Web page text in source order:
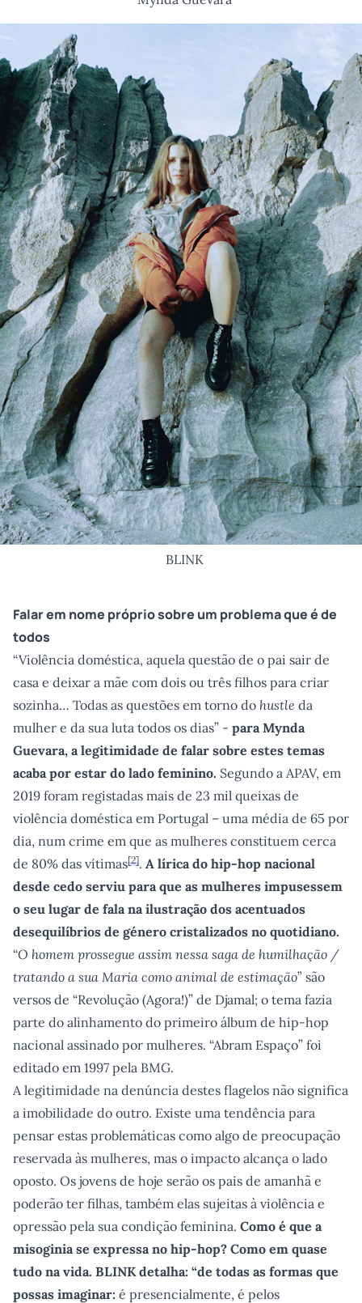
BLINK
Falar em nome próprio sobre um problema que é de
todos
“Violência doméstica, aquela questão de o pai sair de
casa e deixar a mãe com dois ou três filhos para criar
sozinha… Todas as questões em torno do hustle da
mulher e da sua luta todos os dias” - para Mynda
Guevara, a legitimidade de falar sobre estes temas
acaba por estar do lado feminino. Segundo a APAV, em
2019 foram registadas mais de 23 mil queixas de
violência doméstica em Portugal – uma média de 65 por
dia, num crime em que as mulheres constituem cerca
de 80% das vítimas[2]. A lírica do hip-hop nacional
desde cedo serviu para que as mulheres impusessem
o seu lugar de fala na ilustração dos acentuados
desequilíbrios de género cristalizados no quotidiano.
“O homem prossegue assim nessa saga de humilhação /
tratando a sua Maria como animal de estimação” são
versos de “Revolução (Agora!)” de Djamal; o tema fazia
parte do alinhamento do primeiro álbum de hip-hop
nacional assinado por mulheres. “Abram Espaço” foi
editado em 1997 pela BMG.
A legitimidade na denúncia destes flagelos não significa
a imobilidade do outro. Existe uma tendência para
pensar estas problemáticas como algo de preocupação
reservada às mulheres, mas o impacto alcança o lado
oposto. Os jovens de hoje serão os pais de amanhã e
poderão ter filhas, também elas sujeitas à violência e
opressão pela sua condição feminina. Como é que a
misoginia se expressa no hip-hop? Como em quase
tudo na vida. BLINK detalha: “de todas as formas que
possas imaginar: é presencialmente, é pelos